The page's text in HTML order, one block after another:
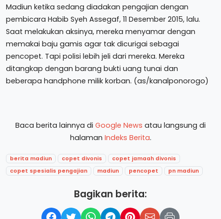
Madiun ketika sedang diadakan pengajian dengan
pembicara Habib Syeh Assegaf, 11 Desember 2015, lalu.
Saat melakukan aksinya, mereka menyamar dengan
memakai baju gamis agar tak dicurigai sebagai
pencopet. Tapi polisi lebih jeli dari mereka. Mereka
ditangkap dengan barang bukti uang tunai dan
beberapa handphone milik korban. (as/kanalponorogo)
Baca berita lainnya di Google News atau langsung di
halaman Indeks Berita.
berita madiun copet divonis
copet jamaah divonis
copet spesialis pengajian
madiun pencopet pn madiun
Bagikan berita: